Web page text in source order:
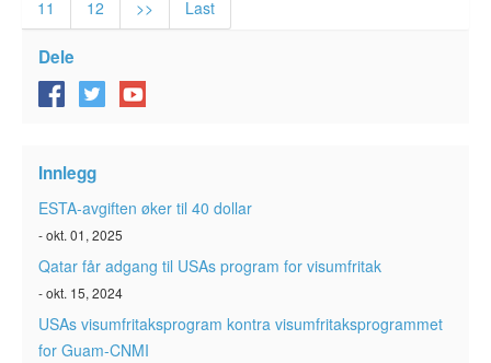
11
12 >> Last
Dele
Innlegg
ESTA-avgiften øker til 40 dollar
- okt. 01, 2025
Qatar får adgang til USAs program for visumfritak
- okt. 15, 2024
USAs visumfritaksprogram kontra visumfritaksprogrammet
for Guam-CNMI